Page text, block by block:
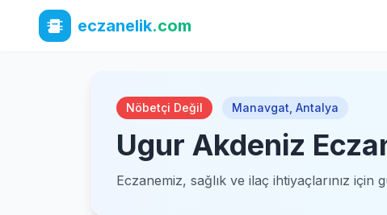
eczanelik.com
Nöbetçi Değil Manavgat Antalya
Ugur Akdeniz
Eczanemiz, sağlık ve ilaç ihtiyaçlarınız için